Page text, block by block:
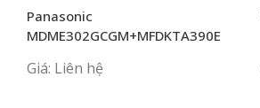
Panasonic
MDME302GCGM+MFDKTA390E
Giá: Liên hệ